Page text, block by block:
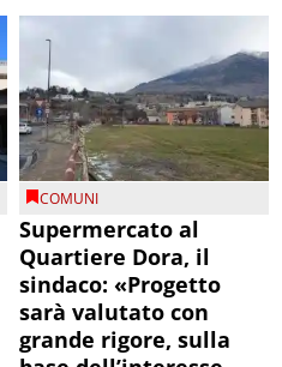
COMUNI
Supermercato al
Quartiere Dora, il
sindaco: «Progetto
sarà valutato con
grande rigore, sulla